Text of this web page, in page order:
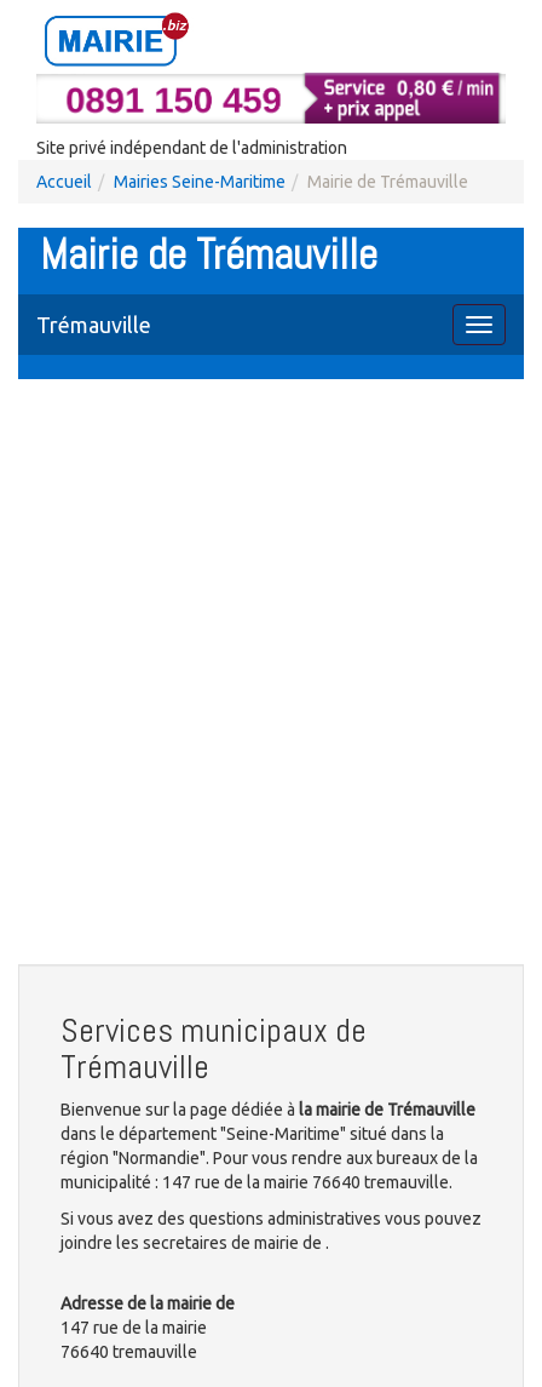
Site privé indépendant de l'administration
Accueil
Mairies Seine-Maritime Mairie de Trémauville
Mairie de Trémauville
Toggle
Trémauville
Services municipaux de
Trémauville
Bienvenue sur la page dédiée à la mairie de Trémauville
dans le département "Seine-Maritime" situé dans la
région "Normandie". Pour vous rendre aux bureaux de la
municipalité : 147 rue de la mairie 76640 tremauville.
Si vous avez des questions administratives vous pouvez
joindre les secretaires de mairie de .
Adresse de la mairie de
147 rue de la mairie
76640 tremauville